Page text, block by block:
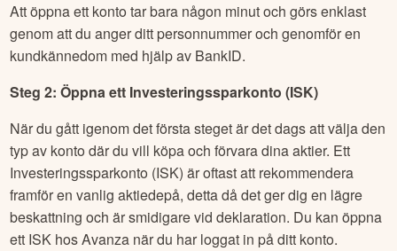
Att öppna ett konto tar bara någon minut och görs enklast
genom att du anger ditt personnummer och genomför en
kundkännedom med hjälp av BankID.
Steg 2: Öppna ett Investeringssparkonto (ISK)
När du gått igenom det första steget är det dags att välja den
typ av konto där du vill köpa och förvara dina aktier. Ett
Investeringssparkonto (ISK) är oftast att rekommendera
framför en vanlig aktiedepå, detta då det ger dig en lägre
beskattning och är smidigare vid deklaration. Du kan öppna
ett ISK hos Avanza när du har loggat in på ditt konto.